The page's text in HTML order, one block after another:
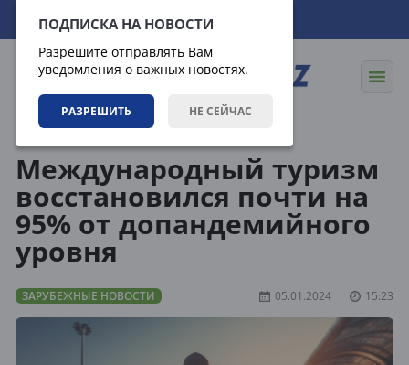
ПОДПИСКА НА НОВОСТИ
Разрешите отправлять Вам
уведомления о важных новостях.
РАЗРЕШИТЬ НЕ СЕЙЧАС
07.08.2026 03:25:17
Международный туризм
восстановился почти на
95% от допандемийного
уровня
ЗАРУБЕЖНЫЕ НОВОСТИ 05.01.2024 15:23